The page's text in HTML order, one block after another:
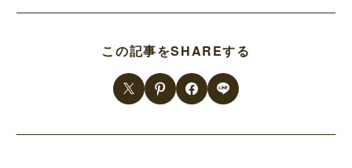
この記事をSHAREする